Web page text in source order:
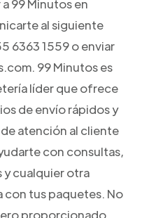
99 Minutos en
al siguiente
6363 1559 o enviar
99 Minutos es
líder que ofrece
de envío rápidos y
atención al cliente
con consultas,
cualquier otra
con tus paquetes. No
proporcionado